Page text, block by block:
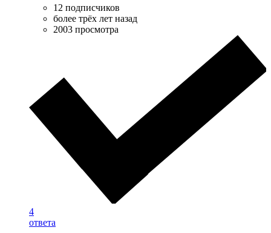
12 подписчиков
более трёх лет назад
2003 просмотра
4
ответа